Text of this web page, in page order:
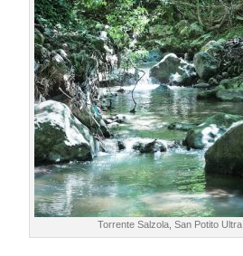
Torrente Salzola, San Potito Ultra